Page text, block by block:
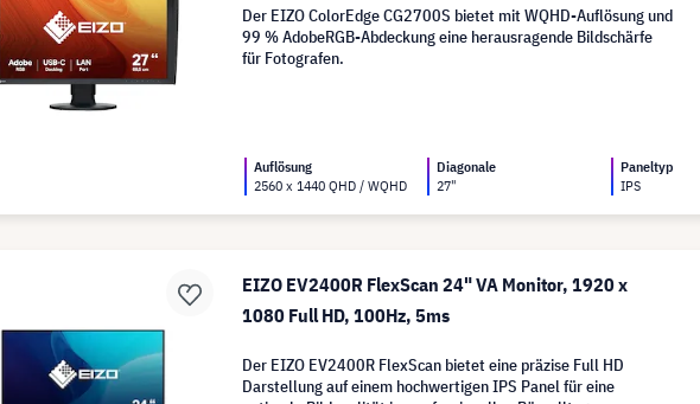
Der EIZO ColorEdge CG2700S bietet mit WQHD-Auflösung und
99 % AdobeRGB-Abdeckung eine herausragende Bildschärfe
für Fotografen.
Auflösung
2560 x 1440 QHD / WQHD
Diagonale
27"
Paneltyp
IPS
EIZO EV2400R FlexScan 24" VA Monitor, 1920 x
1080 Full HD, 100Hz, 5ms
Der EIZO EV2400R FlexScan bietet eine präzise Full HD
Darstellung auf einem hochwertigen IPS Panel für eine